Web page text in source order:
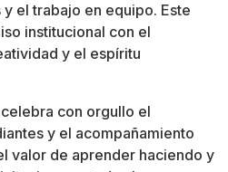
el trabajo en equipo. Este
institucional con el
y el espíritu
con orgullo el
y el acompañamiento
valor de aprender haciendo y